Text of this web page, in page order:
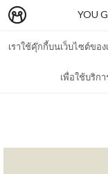
เราใช้คุ๊กกี้บนเว็บไซต์ขอ
เพื่อใช้บริก